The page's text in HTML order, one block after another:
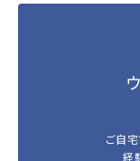
ご自
経